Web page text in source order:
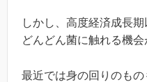
しかし、高度経済成長
どんどん菌に触れる機会
最近では身の回りのも